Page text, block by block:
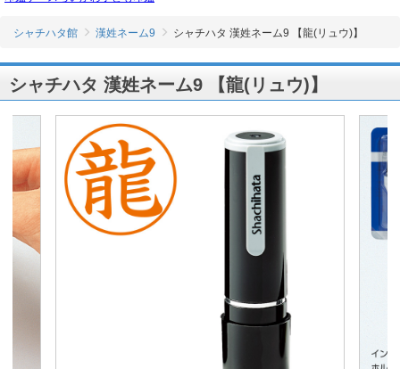
シャチハタ館 漢姓ネーム9 シャチハタ 漢姓ネーム9 【龍(リュウ)】
シャチハタ 漢姓ネーム9 【龍(リュウ)】